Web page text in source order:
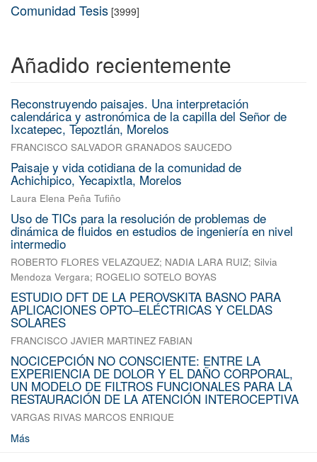
Comunidad Tesis [3999]
Añadido recientemente
Reconstruyendo paisajes. Una interpretación
calendárica y astronómica de la capilla del Señor de
Ixcatepec, Tepoztlán, Morelos
FRANCISCO SALVADOR GRANADOS SAUCEDO
Paisaje y vida cotidiana de la comunidad de
Achichipico, Yecapixtla, Morelos
Laura Elena Peña Tufiño
Uso de TICs para la resolución de problemas de
dinámica de fluidos en estudios de ingeniería en nivel
intermedio
ROBERTO FLORES VELAZQUEZ; NADIA LARA RUIZ; Silvia
Mendoza Vergara; ROGELIO SOTELO BOYAS
ESTUDIO DFT DE LA PEROVSKITA BASNO PARA
APLICACIONES OPTO–ELÉCTRICAS Y CELDAS
SOLARES
FRANCISCO JAVIER MARTINEZ FABIAN
NOCICEPCIÓN NO CONSCIENTE: ENTRE LA
EXPERIENCIA DE DOLOR Y EL DAÑO CORPORAL,
UN MODELO DE FILTROS FUNCIONALES PARA LA
RESTAURACIÓN DE LA ATENCIÓN INTEROCEPTIVA
VARGAS RIVAS MARCOS ENRIQUE
Más